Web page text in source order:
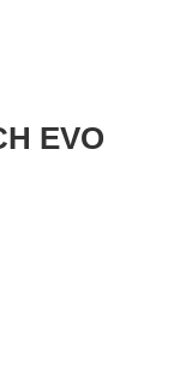
EVO